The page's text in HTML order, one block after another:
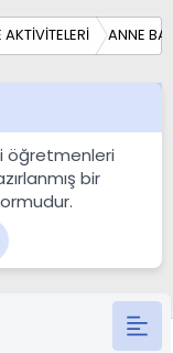
ANNE
öğretmenleri
bir